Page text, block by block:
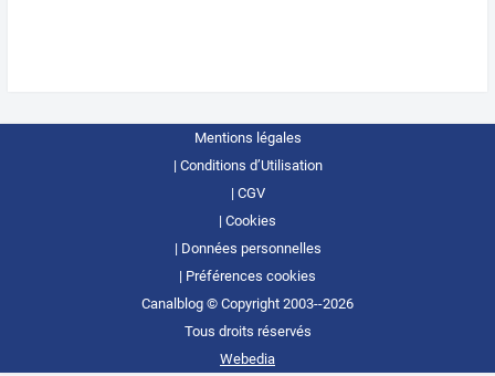
Mentions légales
Conditions d’Utilisation
CGV
Cookies
Données personnelles
Préférences cookies
Canalblog © Copyright 2003--2026
Tous droits réservés
Webedia